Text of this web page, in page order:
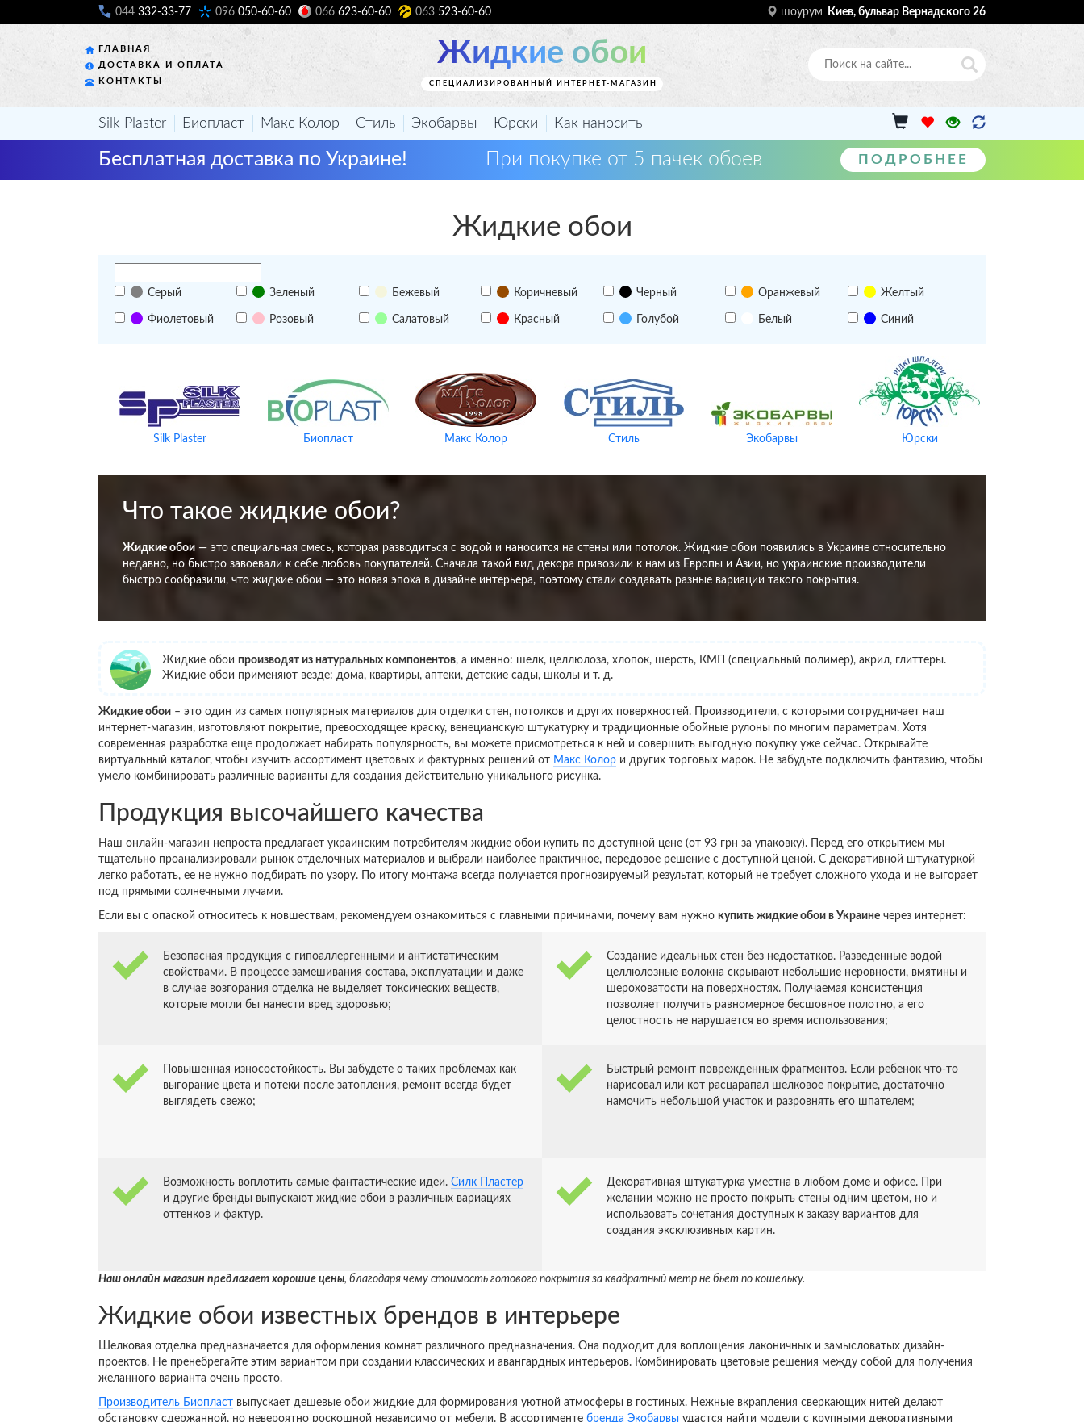
044 332-33-77 096 050-60-60 066 623-60-60 063 523-60-60 шоурум Киев, бульвар Вернадского 26
ГЛАВНАЯ
ДОСТАВКА И ОПЛАТА
КОНТАКТЫ
Жидкие обои
СПЕЦИАЛИЗИРОВАННЫЙ ИНТЕРНЕТ-МАГАЗИН
Silk Plaster Биопласт Макс Колор Стиль Экобарвы Юрски Как наносить
Бесплатная доставка по Украине! При покупке от 5 пачек обоев ПОДРОБНЕЕ
Жидкие обои
Серый Зеленый Бежевый Коричневый Черный Оранжевый Желтый
Фиолетовый Розовый Салатовый Красный Голубой Белый Синий
Silk Plaster Биопласт Макс Колор Стиль Экобарвы Юрски
Что такое жидкие обои?
Жидкие обои — это специальная смесь, которая разводиться с водой и наносится на стены или потолок. Жидкие обои появились в Украине относительно
недавно, но быстро завоевали к себе любовь покупателей. Сначала такой вид декора привозили к нам из Европы и Азии, но украинские производители
быстро сообразили, что жидкие обои — это новая эпоха в дизайне интерьера, поэтому стали создавать разные вариации такого покрытия.
Жидкие обои производят из натуральных компонентов, а именно: шелк, целлюлоза, хлопок, шерсть, КМП (специальный полимер), акрил, глиттеры.
Жидкие обои применяют везде: дома, квартиры, аптеки, детские сады, школы и т. д.
Жидкие обои – это один из самых популярных материалов для отделки стен, потолков и других поверхностей. Производители, с которыми сотрудничает наш
интернет-магазин, изготовляют покрытие, превосходящее краску, венецианскую штукатурку и традиционные обойные рулоны по многим параметрам. Хотя
современная разработка еще продолжает набирать популярность, вы можете присмотреться к ней и совершить выгодную покупку уже сейчас. Открывайте
виртуальный каталог, чтобы изучить ассортимент цветовых и фактурных решений от Макс Колор и других торговых марок. Не забудьте подключить фантазию, чтобы
умело комбинировать различные варианты для создания действительно уникального рисунка.
Продукция высочайшего качества
Наш онлайн-магазин непроста предлагает украинским потребителям жидкие обои купить по доступной цене (от 93 грн за упаковку). Перед его открытием мы
тщательно проанализировали рынок отделочных материалов и выбрали наиболее практичное, передовое решение с доступной ценой. С декоративной штукатуркой
легко работать, ее не нужно подбирать по узору. По итогу монтажа всегда получается прогнозируемый результат, который не требует сложного ухода и не выгорает
под прямыми солнечными лучами.
Если вы с опаской относитесь к новшествам, рекомендуем ознакомиться с главными причинами, почему вам нужно купить жидкие обои в Украине через интернет:
Безопасная продукция с гипоаллергенными и антистатическим
свойствами. В процессе замешивания состава, эксплуатации и даже
в случае возгорания отделка не выделяет токсических веществ,
которые могли бы нанести вред здоровью;
Создание идеальных стен без недостатков. Разведенные водой
целлюлозные волокна скрывают небольшие неровности, вмятины и
шероховатости на поверхностях. Получаемая консистенция
позволяет получить равномерное бесшовное полотно, а его
целостность не нарушается во время использования;
Повышенная износостойкость. Вы забудете о таких проблемах как
выгорание цвета и потеки после затопления, ремонт всегда будет
выглядеть свежо;
Быстрый ремонт поврежденных фрагментов. Если ребенок что-то
нарисовал или кот расцарапал шелковое покрытие, достаточно
намочить небольшой участок и разровнять его шпателем;
Возможность воплотить самые фантастические идеи. Силк Пластер
и другие бренды выпускают жидкие обои в различных вариациях
оттенков и фактур.
Декоративная штукатурка уместна в любом доме и офисе. При
желании можно не просто покрыть стены одним цветом, но и
использовать сочетания доступных к заказу вариантов для
создания эксклюзивных картин.
Наш онлайн магазин предлагает хорошие цены, благодаря чему стоимость готового покрытия за квадратный метр не бьет по кошельку.
Жидкие обои известных брендов в интерьере
Шелковая отделка предназначается для оформления комнат различного предназначения. Она подходит для воплощения лаконичных и замысловатых дизайн-
проектов. Не пренебрегайте этим вариантом при создании классических и авангардных интерьеров. Комбинировать цветовые решения между собой для получения
желанного варианта очень просто.
Производитель Биопласт выпускает дешевые обои жидкие для формирования уютной атмосферы в гостиных. Нежные вкрапления сверкающих нитей делают
обстановку сдержанной, но невероятно роскошной независимо от мебели. В ассортименте бренда Экобарвы удастся найти модели с крупными декоративными